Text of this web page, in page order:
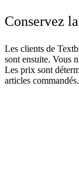
Conservez
Les clients de
sont ensuite. Vous
Les prix sont
articles commandés.